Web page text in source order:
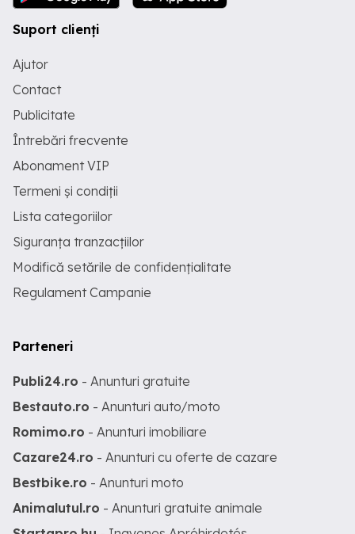
Suport clienți
Ajutor
Contact
Publicitate
Întrebări frecvente
Abonament VIP
Termeni și condiții
Lista categoriilor
Siguranța tranzacțiilor
Modifică setările de confidențialitate
Regulament Campanie
Parteneri
Publi24.ro - Anunturi gratuite
Bestauto.ro - Anunturi auto/moto
Romimo.ro - Anunturi imobiliare
Cazare24.ro - Anunturi cu oferte de cazare
Bestbike.ro - Anunturi moto
Animalutul.ro - Anunturi gratuite animale